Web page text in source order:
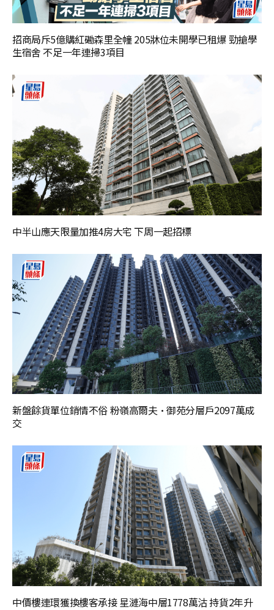
招商局斥5億購紅磡森里全幢 205牀位未開學已租爆 勁搶學
生宿舍 不足一年連掃3項目
中半山應天限量加推4房大宅 下周一起招標
新盤餘貨單位銷情不俗 粉嶺高爾夫·御苑分層戶2097萬成
交
中價樓連環獲換樓客承接 星漣海中層1778萬沽 持貨2年升